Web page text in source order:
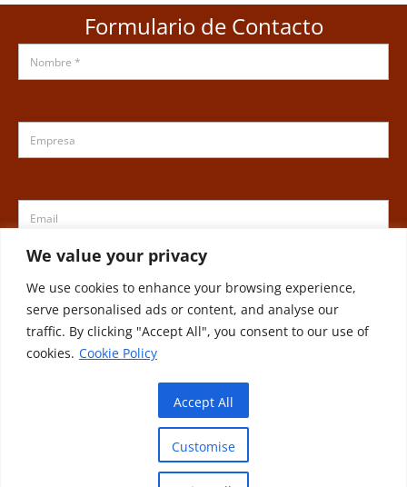
We value your privacy
We use cookies to enhance your browsing experience,
serve personalised ads or content, and analyse our
traffic. By clicking "Accept All", you consent to our use of
cookies. Cookie Policy
Customise
Accept All
Formulario de Contacto
VICENTE TORNS | C:Compositor Wagner 24 Pol. Ind. Can jardí | 08191 Rubí
(Barcelona) | Tel:(+34)93 586 28 00 | Fax:(+34)93 697 82 82